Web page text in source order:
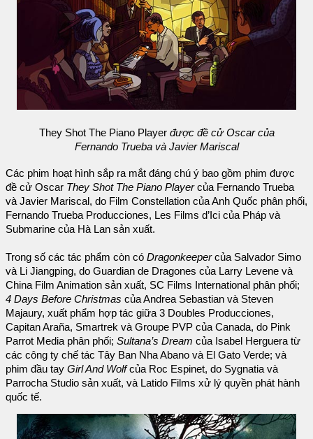
They Shot The Piano Playerđược đề cử Oscar của
Fernando Trueba và Javier Mariscal
Các phim hoạt hình sắp ra mắt đáng chú ý bao gồm phim được
đề cử Oscar They Shot The Piano Playercủa Fernando Trueba
và Javier Mariscal, do Film Constellation của Anh Quốc phân phối,
Fernando Trueba Producciones, Les Films d’Ici của Pháp và
Submarine của Hà Lan sản xuất.
Trong số các tác phẩm còn có Dragonkeepercủa Salvador Simo
và Li Jiangping, do Guardian de Dragones của Larry Levene và
China Film Animation sản xuất, SC Films International phân phối;
4 Days Before Christmas của Andrea Sebastian và Steven
Majaury, xuất phẩm hợp tác giữa 3 Doubles Producciones,
Capitan Araña, Smartrek và Groupe PVP của Canada, do Pink
Parrot Media phân phối; Sultana’s Dream của Isabel Herguera từ
các công ty chế tác Tây Ban Nha Abano và El Gato Verde; và
phim đầu tay Girl And Wolfcủa Roc Espinet, do Sygnatia và
Parrocha Studio sản xuất, và Latido Films xử lý quyền phát hành
quốc tế.